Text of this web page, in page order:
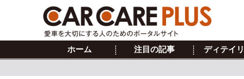
ホーム 注目の記事 ディテイ